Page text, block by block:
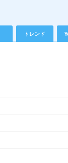
トレンド